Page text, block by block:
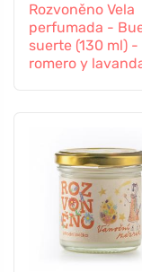
Rozvoněno Vela
perfumada -
suerte (130 ml) -
romero y